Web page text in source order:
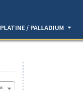
PLATINE / PALLADIUM